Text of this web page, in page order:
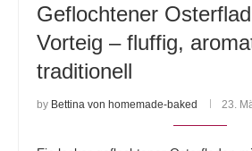
Geflochtener
Vorteig – fluffig,
traditionell
by Bettina von homemade-baked 23.